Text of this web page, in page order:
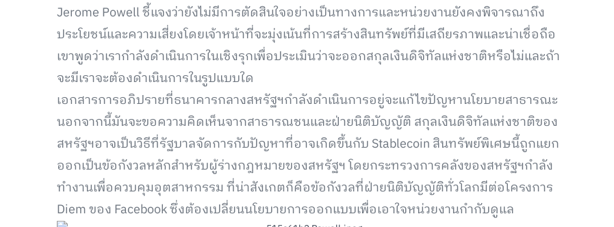
Jerome Powell ชี้แจงว่ายังไม่มีการตัดสินใจอย่างเป็นทางการและหน่วยงานยังคงพิจารณาถึง
ประโยชน์และความเสี่ยงโดยเจ้าหน้าที่จะมุ่งเน้นที่การสร้างสินทรัพย์ที่มีเสถียรภาพและน่าเชื่อถือ
เขาพูดว่าเรากำลังดำเนินการในเชิงรุกเพื่อประเมินว่าจะออกสกุลเงินดิจิทัลแห่งชาติหรือไม่และถ้า
จะมีเราจะต้องดำเนินการในรูปแบบใด
เอกสารการอภิปรายที่ธนาคารกลางสหรัฐฯกำลังดำเนินการอยู่จะแก้ไขปัญหานโยบายสาธารณะ
นอกจากนี้มันจะขอความคิดเห็นจากสาธารณชนและฝ่ายนิติบัญญัติ สกุลเงินดิจิทัลแห่งชาติของ
สหรัฐฯอาจเป็นวิธีที่รัฐบาลจัดการกับปัญหาที่อาจเกิดขึ้นกับ Stablecoin สินทรัพย์พิเศษนี้ถูกแยก
ออกเป็นข้อกังวลหลักสำหรับผู้ร่างกฎหมายของสหรัฐฯ โดยกระทรวงการคลังของสหรัฐฯกำลัง
ทำงานเพื่อควบคุมอุตสาหกรรม ที่น่าสังเกตก็คือข้อกังวลที่ฝ่ายนิติบัญญัติทั่วโลกมีต่อโครงการ
Diem ของ Facebook ซึ่งต้องเปลี่ยนนโยบายการออกแบบเพื่อเอาใจหน่วยงานกำกับดูแล